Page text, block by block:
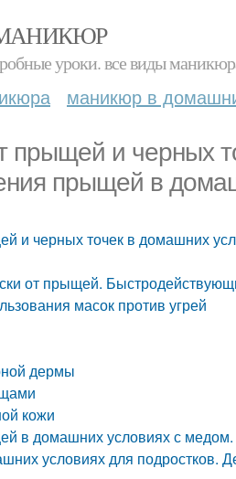
уроки. все виды
маникюр в
прыщей и черных
прыщей в
и черных точек в домашних
от прыщей.
масок против угрей
дермы
кожи
в домашних условиях с
условиях для подростков.